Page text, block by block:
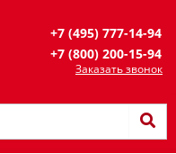
+7 (495) 777-14-94
+7 (800) 200-15-94
Заказать звонок